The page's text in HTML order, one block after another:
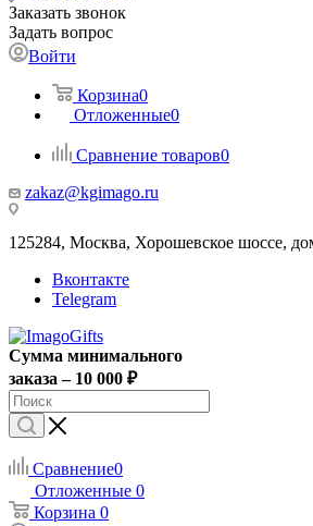
Заказать звонок
Задать вопрос
Войти
Корзина0
Отложенные0
Сравнение товаров0
zakaz@kgimago.ru
125284, Москва, Хорошевское шоссе,
Вконтакте
Telegram
Сумма минимального
заказа – 10 000 ₽
Сравнение0
Отложенные 0
Корзина 0